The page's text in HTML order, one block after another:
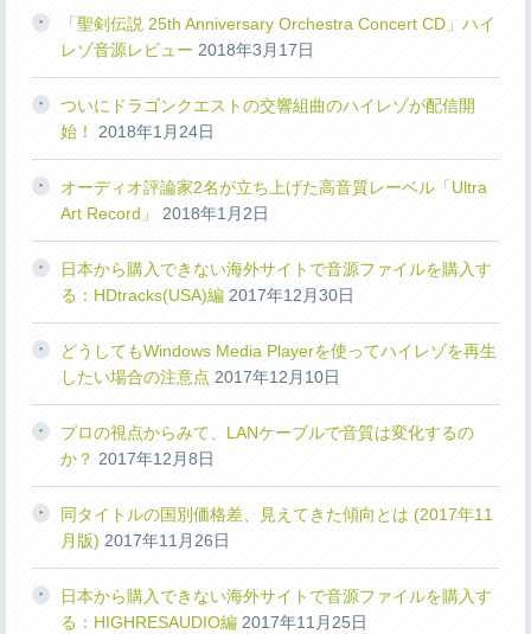
「聖剣伝説 25th Anniversary Orchestra Concert CD」ハイ
レゾ音源レビュー 2018年3月17日
ついにドラゴンクエストの交響組曲のハイレゾが配信開
始！
2018年1月24日
オーディオ評論家2名が立ち上げた高音質レーベル「Ultra
Art Record」
2018年1月2日
日本から購入できない海外サイトで音源ファイルを購入す
る：HDtracks(USA)編 2017年12月30日
どうしてもWindows Media Playerを使ってハイレゾを再生
したい場合の注意点 2017年12月10日
プロの視点からみて、LANケーブルで音質は変化するの
か？ 2017年12月8日
同タイトルの国別価格差、見えてきた傾向とは (2017年11
月版) 2017年11月26日
日本から購入できない海外サイトで音源ファイルを購入す
る：HIGHRESAUDIO編 2017年11月25日